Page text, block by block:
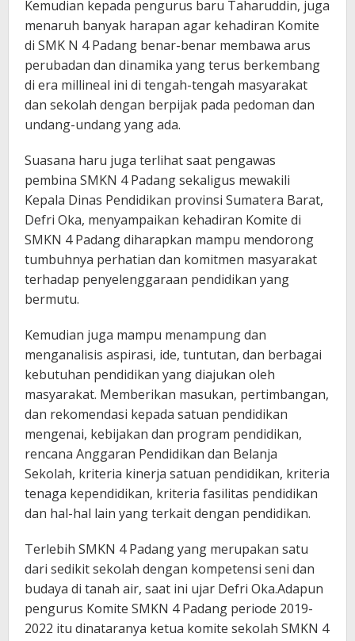
Kemudian kepada pengurus baru Taharuddin, juga
menaruh banyak harapan agar kehadiran Komite
di SMK N 4 Padang benar-benar membawa arus
perubadan dan dinamika yang terus berkembang
di era millineal ini di tengah-tengah masyarakat
dan sekolah dengan berpijak pada pedoman dan
undang-undang yang ada.
Suasana haru juga terlihat saat pengawas
pembina SMKN 4 Padang sekaligus mewakili
Kepala Dinas Pendidikan provinsi Sumatera Barat,
Defri Oka, menyampaikan kehadiran Komite di
SMKN 4 Padang diharapkan mampu mendorong
tumbuhnya perhatian dan komitmen masyarakat
terhadap penyelenggaraan pendidikan yang
bermutu.
Kemudian juga mampu menampung dan
menganalisis aspirasi, ide, tuntutan, dan berbagai
kebutuhan pendidikan yang diajukan oleh
masyarakat. Memberikan masukan, pertimbangan,
dan rekomendasi kepada satuan pendidikan
mengenai, kebijakan dan program pendidikan,
rencana Anggaran Pendidikan dan Belanja
Sekolah, kriteria kinerja satuan pendidikan, kriteria
tenaga kependidikan, kriteria fasilitas pendidikan
dan hal-hal lain yang terkait dengan pendidikan.
Terlebih SMKN 4 Padang yang merupakan satu
dari sedikit sekolah dengan kompetensi seni dan
budaya di tanah air, saat ini ujar Defri Oka.Adapun
pengurus Komite SMKN 4 Padang periode 2019-
2022 itu dinataranya ketua komite sekolah SMKN 4